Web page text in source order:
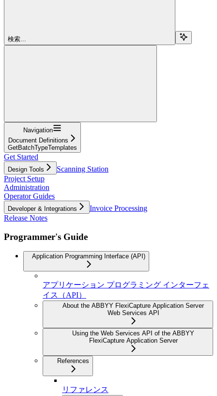
検索...
Navigation
Document Definitions
GetBatchTypeTemplates
Get Started
Design Tools
Scanning Station
Project Setup
Administration
Operator Guides
Developer & Integrations
Invoice Processing
Release Notes
Programmer's Guide
Application Programming Interface (API)
アプリケーション プログラミング インターフェ
イス（API）
About the ABBYY FlexiCapture Application Server
Web Services API
Using the Web Services API of the ABBYY
FlexiCapture Application Server
References
リファレンス